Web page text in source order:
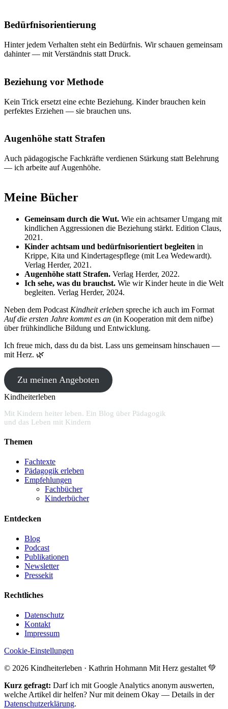
Bedürfnisorientierung
Hinter jedem Verhalten steht ein Bedürfnis. Wir schauen gemeinsam
dahinter — mit Verständnis statt Druck.
Beziehung vor Methode
Kein Trick ersetzt eine echte Beziehung. Kinder brauchen kein
perfektes Erziehen — sie brauchen uns.
Augenhöhe statt Strafen
Auch pädagogische Fachkräfte verdienen Stärkung statt Belehrung
— ich arbeite auf Augenhöhe.
Meine Bücher
Gemeinsam durch die Wut. Wie ein achtsamer Umgang mit
kindlichen Aggressionen die Beziehung stärkt. Edition Claus,
2021.
Kinder achtsam und bedürfnisorientiert begleiten in
Krippe, Kita und Kindertagespflege (mit Lea Wedewardt).
Verlag Herder, 2021.
Augenhöhe statt Strafen. Verlag Herder, 2022.
Ich sehe, was du brauchst. Wie wir Kinder heute in die Welt
begleiten. Verlag Herder, 2024.
Neben dem Podcast Kindheit erleben spreche ich auch im Format
Auf die ersten Jahre kommt es an (in Kooperation mit dem nifbe)
über frühkindliche Bildung und Entwicklung.
Ich freue mich, dass du da bist. Lass uns gemeinsam hinschauen —
mit Herz. 🌿
Zu meinen Angeboten
Kindheiterleben
Mit Kindern heiter leben. Ein Blog über Pädagogik
und das Leben mit Kindern
Themen
Fachtexte
Pädagogik erleben
Empfehlungen
Fachbücher
Kinderbücher
Entdecken
Blog
Podcast
Publikationen
Newsletter
Pressekit
Rechtliches
Datenschutz
Kontakt
Impressum
Cookie-Einstellungen
© 2026 Kindheiterleben · Kathrin Hohmann Mit Herz gestaltet 💚
Kurz gefragt: Darf ich mit Google Analytics anonym auswerten,
welche Artikel dir helfen? Nur mit deinem Okay — Details in der
Datenschutzerklärung.